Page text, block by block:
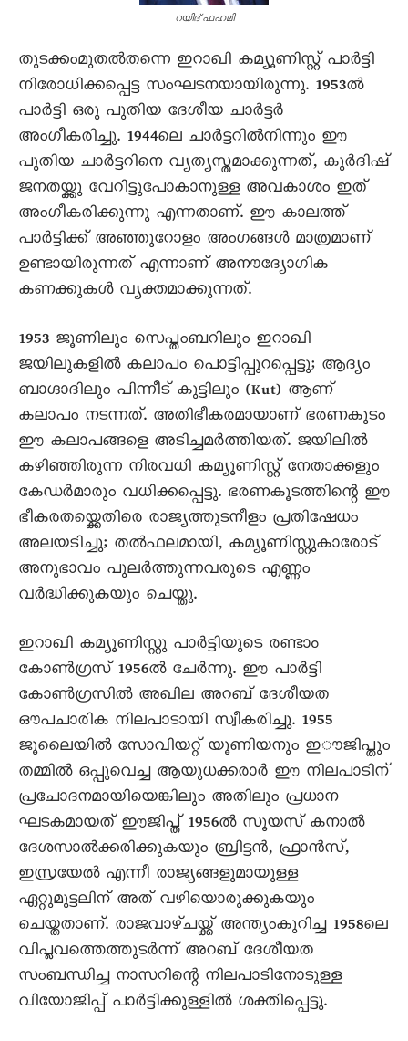
റയിദ് ഫഹമി
തുടക്കംമുതൽതന്നെ ഇറാഖി കമ്യൂണിസ്റ്റ് പാർട്ടി
നിരോധിക്കപ്പെട്ട സംഘടനയായിരുന്നു. 1953ൽ
പാർട്ടി ഒരു പുതിയ ദേശീയ ചാർട്ടർ
അംഗീകരിച്ചു. 1944ലെ ചാർട്ടറിൽനിന്നും ഈ
പുതിയ ചാർട്ടറിനെ വ്യത്യസ്തമാക്കുന്നത്, കുർദിഷ്
ജനതയ്ക്കു വേറിട്ടുപോകാനുള്ള അവകാശം ഇത്
അംഗീകരിക്കുന്നു എന്നതാണ്. ഈ കാലത്ത്
പാർട്ടിക്ക് അഞ്ഞൂറോളം അംഗങ്ങൾ മാത്രമാണ്
ഉണ്ടായിരുന്നത് എന്നാണ് അനൗദ്യോഗിക
കണക്കുകൾ വ്യക്തമാക്കുന്നത്.
1953 ജൂണിലും സെപ്തംബറിലും ഇറാഖി
ജയിലുകളിൽ കലാപം പൊട്ടിപ്പുറപ്പെട്ടു; ആദ്യം
ബാഗ്ദാദിലും പിന്നീട് കുട്ടിലും (Kut) ആണ്
കലാപം നടന്നത്. അതിഭീകരമായാണ് ഭരണകൂടം
ഈ കലാപങ്ങളെ അടിച്ചമർത്തിയത്. ജയിലിൽ
കഴിഞ്ഞിരുന്ന നിരവധി കമ്യൂണിസ്റ്റ് നേതാക്കളും
കേഡർമാരും വധിക്കപ്പെട്ടു. ഭരണകൂടത്തിന്റെ ഈ
ഭീകരതയ്ക്കെതിരെ രാജ്യത്തുടനീളം പ്രതിഷേധം
അലയടിച്ചു; തൽഫലമായി, കമ്യൂണിസ്റ്റുകാരോട്
അനുഭാവം പുലർത്തുന്നവരുടെ എണ്ണം
വർദ്ധിക്കുകയും ചെയ്തു.
ഇറാഖി കമ്യൂണിസ്റ്റു പാർട്ടിയുടെ രണ്ടാം
കോൺഗ്രസ് 1956ൽ ചേർന്നു. ഈ പാർട്ടി
കോൺഗ്രസിൽ അഖില അറബ് ദേശീയത
ഔപചാരിക നിലപാടായി സ്വീകരിച്ചു. 1955
ജൂലെെയിൽ സോവിയറ്റ് യൂണിയനും ഇൗജിപ്തും
തമ്മിൽ ഒപ്പുവെച്ച ആയുധക്കരാർ ഈ നിലപാടിന്
പ്രചോദനമായിയെങ്കിലും അതിലും പ്രധാന
ഘടകമായത് ഈജിപ്ത് 1956ൽ സൂയസ് കനാൽ
ദേശസാൽക്കരിക്കുകയും ബ്രിട്ടൻ, ഫ്രാൻസ്,
ഇസ്രയേൽ എന്നീ രാജ്യങ്ങളുമായുള്ള
ഏറ്റുമുട്ടലിന് അത് വഴിയൊരുക്കുകയും
ചെയ്തതാണ്. രാജവാഴ്ചയ്ക്ക് അന്ത്യംകുറിച്ച 1958ലെ
വിപ്ലവത്തെത്തുടർന്ന് അറബ് ദേശീയത
സംബന്ധിച്ച നാസറിന്റെ നിലപാടിനോടുള്ള
വിയോജിപ്പ് പാർട്ടിക്കുള്ളിൽ ശക്തിപ്പെട്ടു.